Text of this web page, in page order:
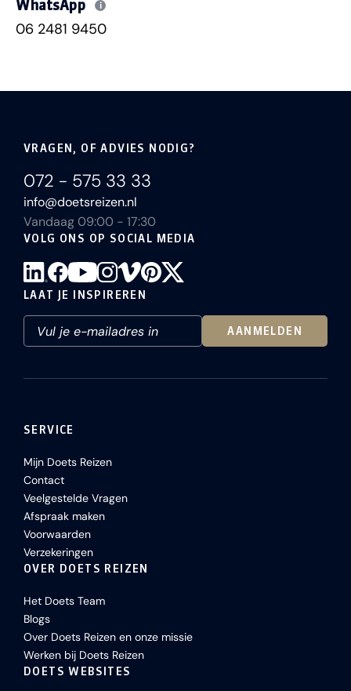
WhatsApp i
06 2481 9450
VRAGEN, OF ADVIES NODIG?
072 - 575 33 33
info@doetsreizen.nl
Vandaag 09:00 - 17:30
VOLG ONS OP SOCIAL MEDIA
LAAT JE INSPIREREN
AANMELDEN
SERVICE
Mijn Doets Reizen
Contact
Veelgestelde Vragen
Afspraak maken
Voorwaarden
Verzekeringen
OVER DOETS REIZEN
Het Doets Team
Blogs
Over Doets Reizen en onze missie
Werken bij Doets Reizen
DOETS WEBSITES